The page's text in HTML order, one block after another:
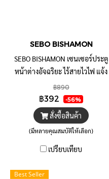
SEBO BISHAMON
SEBO BISHAMON เซนเซอร์ประตู
หน้าต่างอัจฉริยะ ไร้สายไวไฟ แจ้ง
เตือนในแอพบนมือถือทันทีเมื่อเปิด
ปิด ติดตั้งพร้อมใช้ทันที ใช้ร่วมกับ
ไซเลนได้
฿890
฿392 -56%
สั่งซื้อสินค้า
(มีหลายคุณสมบัติให้เลือก)
เปรียบเทียบ
Best Seller